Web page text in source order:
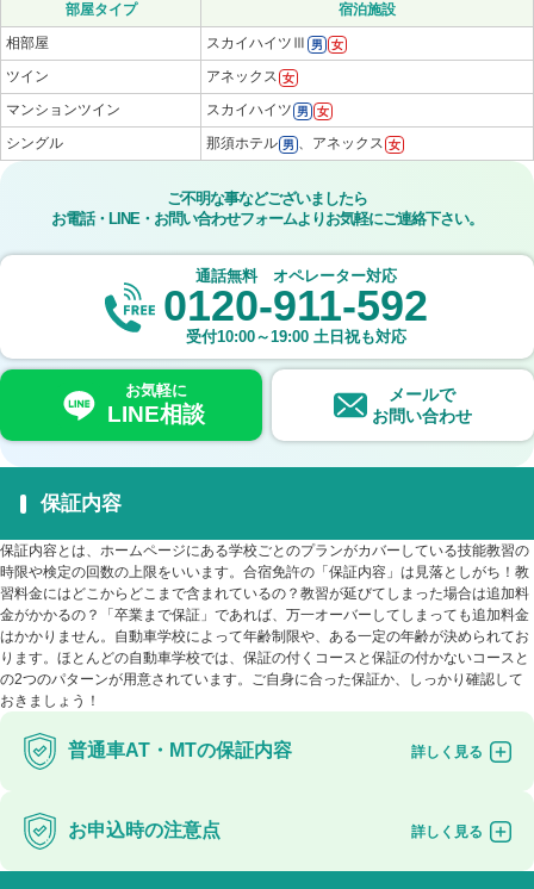
部屋タイプ
宿泊施設
相部屋
スカイハイツⅢ 男 女
ツイン アネックス 女
マンションツイン スカイハイツ 男 女
シングル 那須ホテル 男 、アネックス 女
ご不明な事などございましたら
お電話・LINE・お問い合わせフォームよりお気軽にご連絡下さい。
通話無料 オペレーター対応
0120-911-592
受付10:00～19:00 土日祝も対応
お気軽に
LINE相談
メールで
お問い合わせ
保証内容
保証内容とは、ホームページにある学校ごとのプランがカバーしている技能教習の
時限や検定の回数の上限をいいます。合宿免許の「保証内容」は見落としがち！教
習料金にはどこからどこまで含まれているの？教習が延びてしまった場合は追加料
金がかかるの？「卒業まで保証」であれば、万一オーバーしてしまっても追加料金
はかかりません。自動車学校によって年齢制限や、ある一定の年齢が決められてお
ります。ほとんどの自動車学校では、保証の付くコースと保証の付かないコースと
の2つのパターンが用意されています。ご自身に合った保証か、しっかり確認して
おきましょう！
普通車AT・MTの保証内容
お申込時の注意点